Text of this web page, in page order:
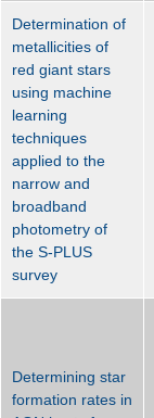
Determination of
metallicities of
red giant stars
using machine
learning
techniques
applied to the
narrow and
broadband
photometry of
the S-PLUS
survey
Determining star
formation rates in